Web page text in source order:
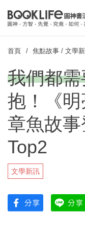
首頁 焦點故事 / 文學
我們都
抱！《明
章魚故
Top2
文學新訊